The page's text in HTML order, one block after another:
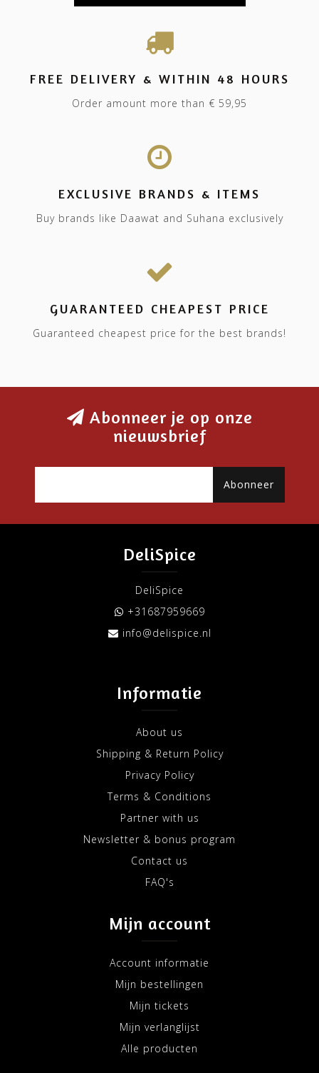
FREE DELIVERY & WITHIN 48 HOURS
Order amount more than € 59,95
EXCLUSIVE BRANDS & ITEMS
Buy brands like Daawat and Suhana exclusively
GUARANTEED CHEAPEST PRICE
Guaranteed cheapest price for the best brands!
Abonneer je op onze
nieuwsbrief
Abonneer
DeliSpice
DeliSpice
+31687959669
info@delispice.nl
Informatie
About us
Shipping & Return Policy
Privacy Policy
Terms & Conditions
Partner with us
Newsletter & bonus program
Contact us
FAQ's
Mijn account
Account informatie
Mijn bestellingen
Mijn tickets
Mijn verlanglijst
Alle producten